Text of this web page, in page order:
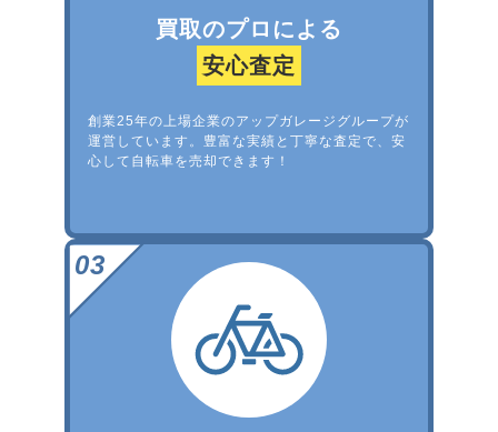
買取のプロによる
安心査定
創業25年の上場企業のアップガレージグループが
運営しています。豊富な実績と丁寧な査定で、安
心して自転車を売却できます！